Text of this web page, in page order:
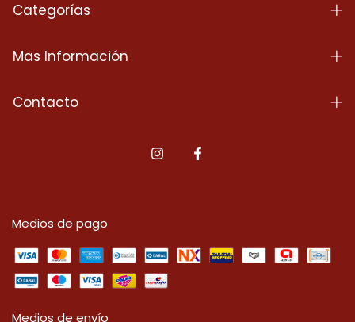
Categorías
Mas Información
Contacto
Medios de pago
Medios de envío